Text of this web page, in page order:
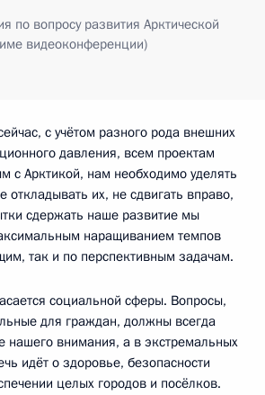
по вопросу развития Арктической
видеоконференции)
с учётом разного рода внешних
давления, всем проектам
с Арктикой, нам необходимо уделять
откладывать их, не сдвигать вправо,
сдержать наше развитие мы
наращиванием темпов
так и по перспективным задачам.
социальной сферы. Вопросы,
для граждан, должны всегда
нашего внимания, а в экстремальных
идёт о здоровье, безопасности
целых городов и посёлков.